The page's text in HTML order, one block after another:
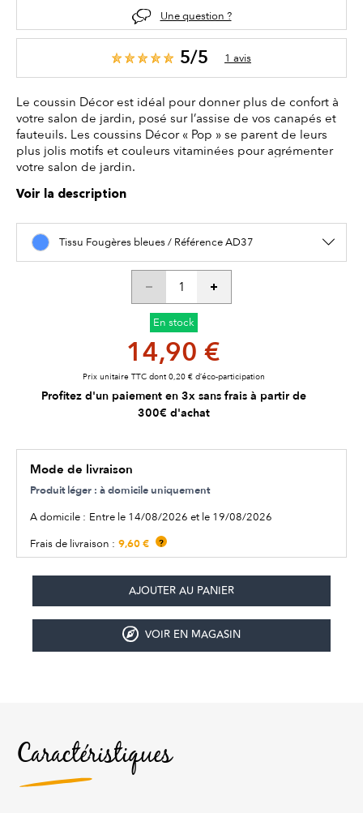
Une question ?
5/5 1 avis
Le coussin Décor est idéal pour donner plus de confort à
votre salon de jardin, posé sur l’assise de vos canapés et
fauteuils. Les coussins Décor « Pop » se parent de leurs
plus jolis motifs et couleurs vitaminées pour agrémenter
votre salon de jardin.
Voir la description
Tissu Fougères bleues / Référence AD37
En stock
14,90 €
Prix unitaire TTC dont 0,20 € d’éco-participation
Profitez d'un paiement en 3x sans frais à partir de
300€ d'achat
Mode de livraison
Produit léger : à domicile uniquement
A domicile : Entre le 14/08/2026 et le 19/08/2026
Frais de livraison : 9,60 € ?
VOIR EN MAGASIN
Caractéristiques